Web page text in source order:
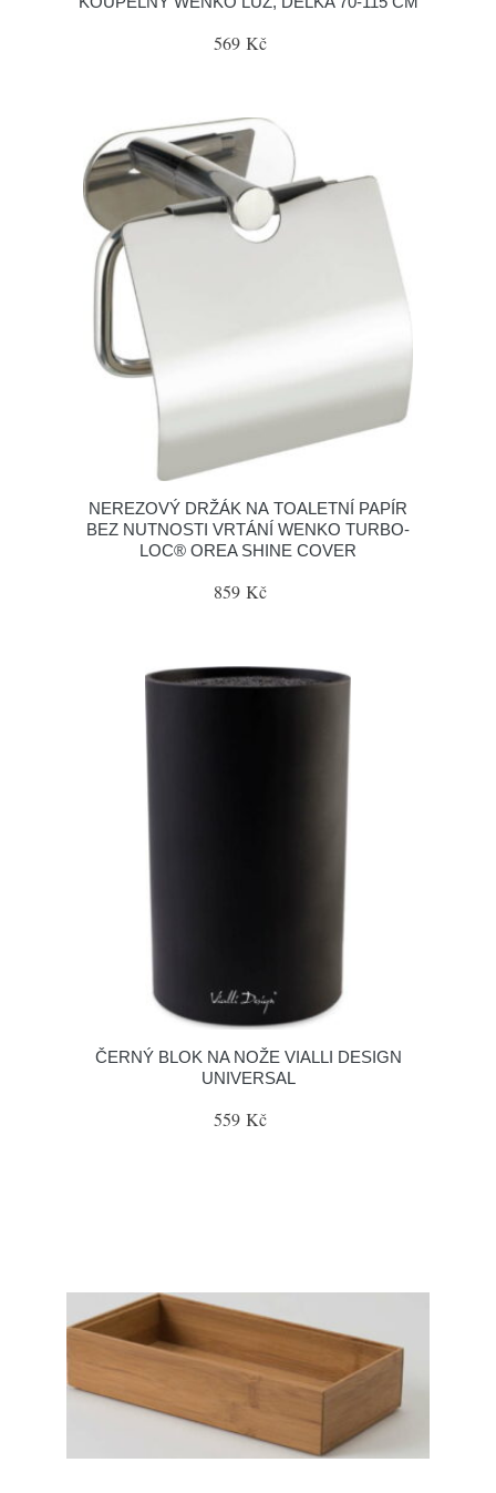
569 Kč
NEREZOVÝ DRŽÁK NA TOALETNÍ PAPÍR
BEZ NUTNOSTI VRTÁNÍ WENKO TURBO-
LOC® OREA SHINE COVER
859 Kč
ČERNÝ BLOK NA NOŽE VIALLI DESIGN
UNIVERSAL
559 Kč